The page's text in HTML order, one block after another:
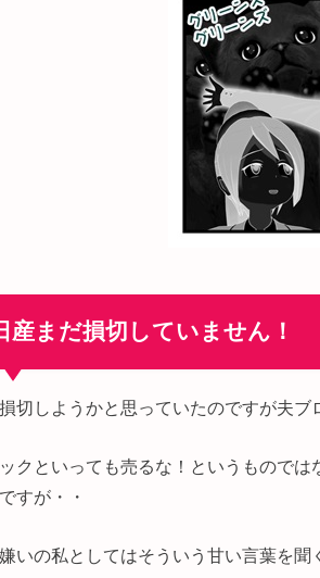
産まだ損切していません！
切しようかと思っていたのですが夫ブ
クといっても売るな！というもので
すが・・
いの私としてはそういう甘い言葉を聞